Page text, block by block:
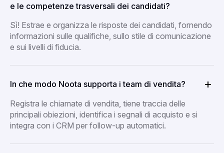
e le competenze trasversali dei candidati?
Sì! Estrae e organizza le risposte dei candidati, fornendo
informazioni sulle qualifiche, sullo stile di comunicazione
e sui livelli di fiducia.
In che modo Noota supporta i team di vendita?
Registra le chiamate di vendita, tiene traccia delle
principali obiezioni, identifica i segnali di acquisto e si
integra con i CRM per follow-up automatici.